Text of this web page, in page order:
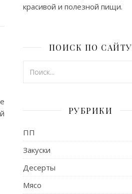
красивой и полезной пищи.
ПОИСК ПО САЙТУ
РУБРИКИ
ПП
Закуски
Десерты
Мясо